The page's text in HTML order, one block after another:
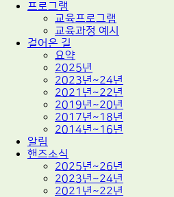
content프로그램
교육프로그램
교육과정 예시
걸어온 길
요약
2025년
2023년~24년
2021년~22년
2019년~20년
2017년~18년
2014년~16년
알림
핸즈소식
2025년~26년
2023년~24년
2021년~22년